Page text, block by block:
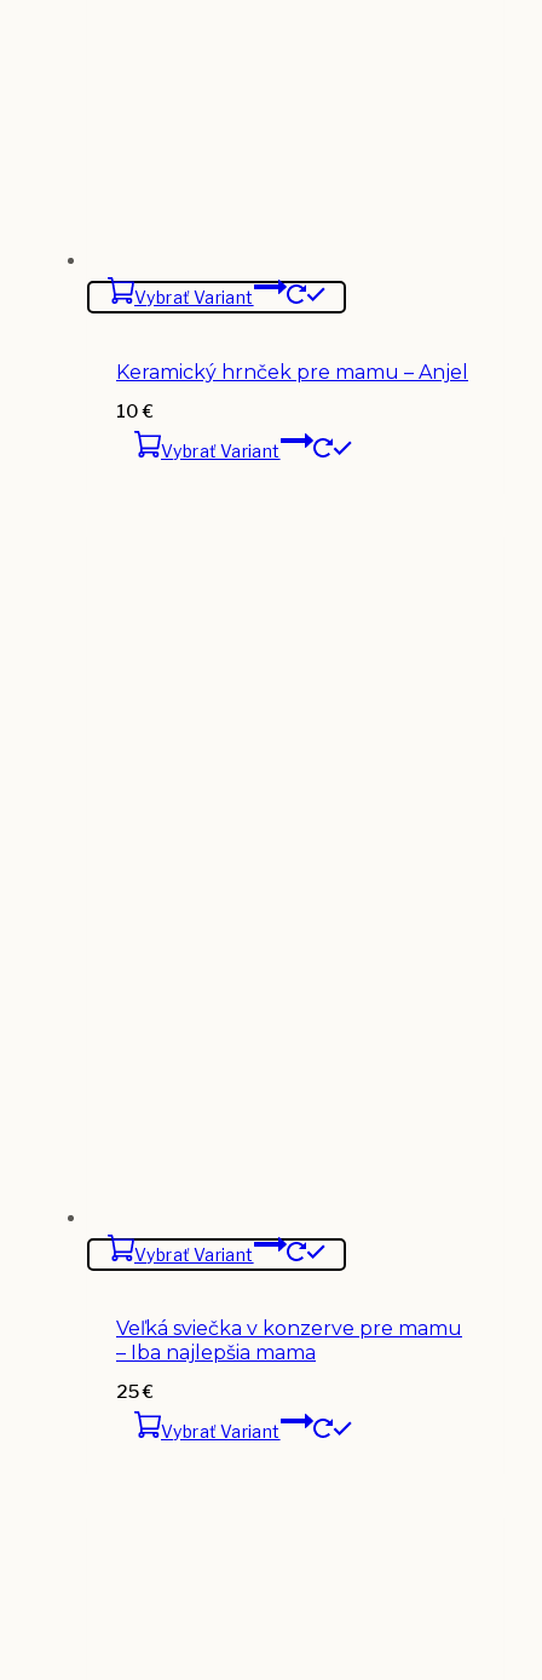
Vybrať Variant
Keramický hrnček pre mamu – Anjel
10€
Vybrať Variant
Vybrať Variant
Veľká sviečka v konzerve pre mamu
– Iba najlepšia mama
25€
Vybrať Variant